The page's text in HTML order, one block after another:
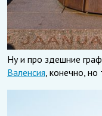
Ну и про здешние
Валенсия, конечно,